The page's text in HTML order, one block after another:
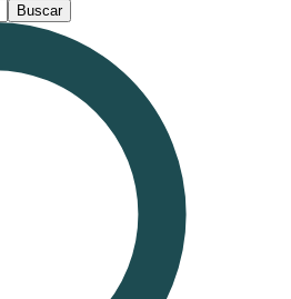
Buscar